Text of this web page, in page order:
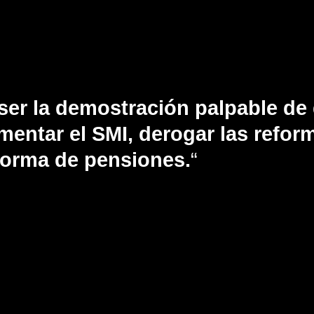
la demostración palpable
el SMI, derogar las
de pensiones.“